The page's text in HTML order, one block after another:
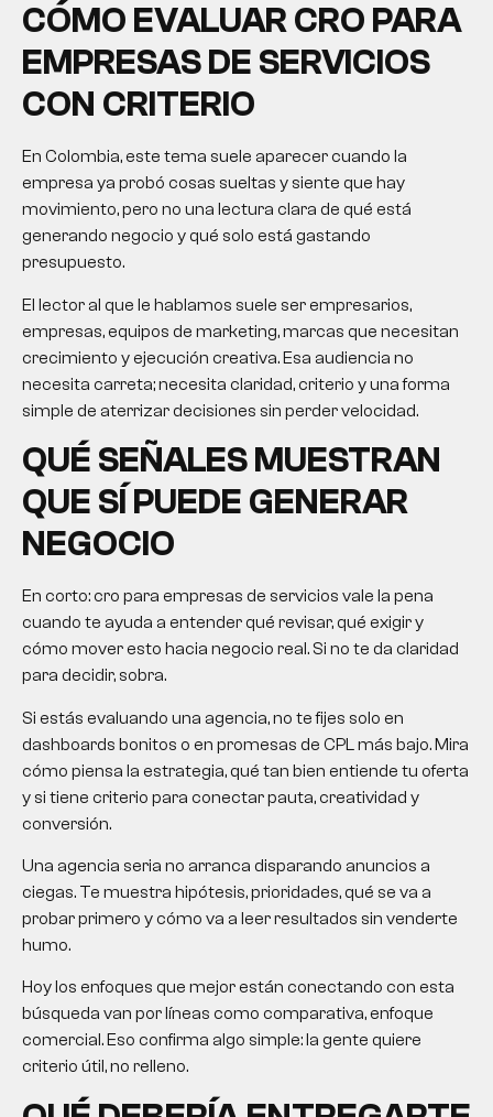
CÓMO EVALUAR CRO PARA
EMPRESAS DE SERVICIOS
CON CRITERIO
En Colombia, este tema suele aparecer cuando la
empresa ya probó cosas sueltas y siente que hay
movimiento, pero no una lectura clara de qué está
generando negocio y qué solo está gastando
presupuesto.
El lector al que le hablamos suele ser empresarios,
empresas, equipos de marketing, marcas que necesitan
crecimiento y ejecución creativa. Esa audiencia no
necesita carreta; necesita claridad, criterio y una forma
simple de aterrizar decisiones sin perder velocidad.
QUÉ SEÑALES MUESTRAN
QUE SÍ PUEDE GENERAR
NEGOCIO
En corto: cro para empresas de servicios vale la pena
cuando te ayuda a entender qué revisar, qué exigir y
cómo mover esto hacia negocio real. Si no te da claridad
para decidir, sobra.
Si estás evaluando una agencia, no te fijes solo en
dashboards bonitos o en promesas de CPL más bajo. Mira
cómo piensa la estrategia, qué tan bien entiende tu oferta
y si tiene criterio para conectar pauta, creatividad y
conversión.
Una agencia seria no arranca disparando anuncios a
ciegas. Te muestra hipótesis, prioridades, qué se va a
probar primero y cómo va a leer resultados sin venderte
humo.
Hoy los enfoques que mejor están conectando con esta
búsqueda van por líneas como comparativa, enfoque
comercial. Eso confirma algo simple: la gente quiere
criterio útil, no relleno.